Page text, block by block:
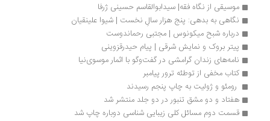
موسیقی از نگاه فقه| سیدابوالقاسم حسینی ژرفا
نگاهی به بدهی: پنج هزار سالِ نخست | شیوا علینقیان
درباره شبح میکونوس | مجتبی رحماندوست
پیتر بروک و نمایش شرقی | پیام حیدرقزوینی
نامه‌های زندان گرامشی در گفت‌وگو با اثمار موسوی‌نیا
کتاب مخفی از توطئه ترور پیامبر
رومئو و ژولیت به چاپ پنجم رسیدند
هفتاد و دو مشق تنبور در دو جلد منتشر شد
قسمت دوم مسائل کلی زیبایی شناسی دوباره چاپ شد